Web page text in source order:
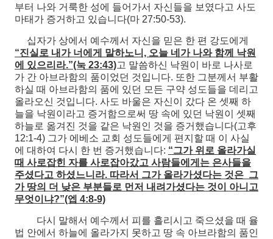
부터 나와 거룩한 성에 들어가서 자신들을 보였다고 사도
마태가 증거하고 있습니다(마 27:50-53).
십자가 상에서 예수께서 자신을 믿은 한 편 강도에게
“진실로 내가 너에게 말하노니, 오늘 네가 나와 함께 낙원
에 있으리라.”(눅 23:43)고 말씀하신 낙원이 바로 나사로
가 간 아브라함의 품이었던 것입니다. 또한 그분께서 부활
하실 때 아브라함의 품에 있던 모든 구약 성도들을 데리고
올라오신 것입니다. 사도 바울은 자신이 갔다 온 셋째 하
늘을 낙원이라고 증거함으로써 땅 속에 있던 낙원이 셋째
하늘로 옮겨진 것을 같은 낙원인 것을 증거했습니다(고후
12:1-4) 그가 에베소 교회 성도들에게 편지할 때 이 사실
에 대하여 다시 한 번 증거했습니다: “그가 위로 올라가실
때 사로잡힌 자를 사로잡아갔고 사람들에게는 은사들을
주셨다고 하셨느니라. 따라서 그가 올라가셨다는 것은 그
가 땅의 더 낮은 부분들로 먼저 내려가셨다는 것이 아니고
무엇이냐?”(엡 4:8-9)
다시 말해서 예수께서 피를 흘리시고 죽으셨을 때 율
법 안에서 하늘에 올라가지 못하고 땅 속 아브라함의 품인